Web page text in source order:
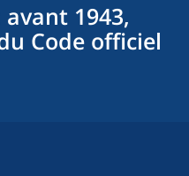
avant 1943,
Code officiel